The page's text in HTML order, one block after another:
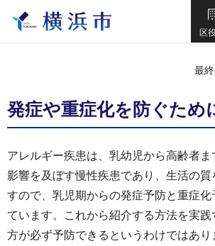
区
最
発症や重症化を防ぐため
アレルギー疾患は、乳幼児から高齢者ま
影響を及ぼす慢性疾患であり、生活の質
すので、乳児期からの発症予防と重症
ています。これから紹介する方法を実
方が必ず予防できるというわけではあ